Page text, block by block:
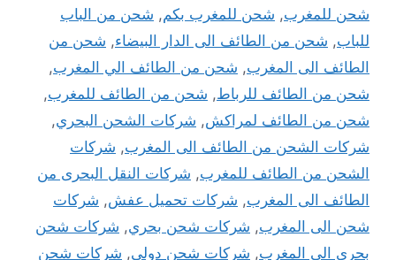
شحن للمغرب, شحن للمغرب بكم, شحن من الباب
للباب, شحن من الطائف الى الدار البيضاء, شحن من
الطائف الى المغرب, شحن من الطائف الي المغرب,
شحن من الطائف للرباط, شحن من الطائف للمغرب,
شحن من الطائف لمراكش, شركات الشحن البحري,
شركات الشحن من الطائف الى المغرب, شركات
الشحن من الطائف للمغرب, شركات النقل البحرى من
الطائف الى المغرب, شركات تحميل عفش, شركات
شحن الى المغرب, شركات شحن بحري, شركات شحن
بحري الى المغرب, شركات شحن دولي, شركات شحن